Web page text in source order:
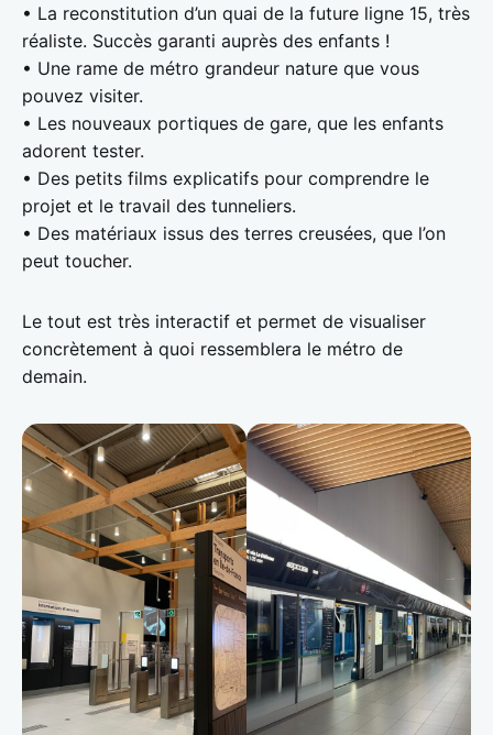
• La reconstitution d’un quai de la future ligne 15, très
réaliste. Succès garanti auprès des enfants !
• Une rame de métro grandeur nature que vous
pouvez visiter.
• Les nouveaux portiques de gare, que les enfants
adorent tester.
• Des petits films explicatifs pour comprendre le
projet et le travail des tunneliers.
• Des matériaux issus des terres creusées, que l’on
peut toucher.
Le tout est très interactif et permet de visualiser
concrètement à quoi ressemblera le métro de
demain.